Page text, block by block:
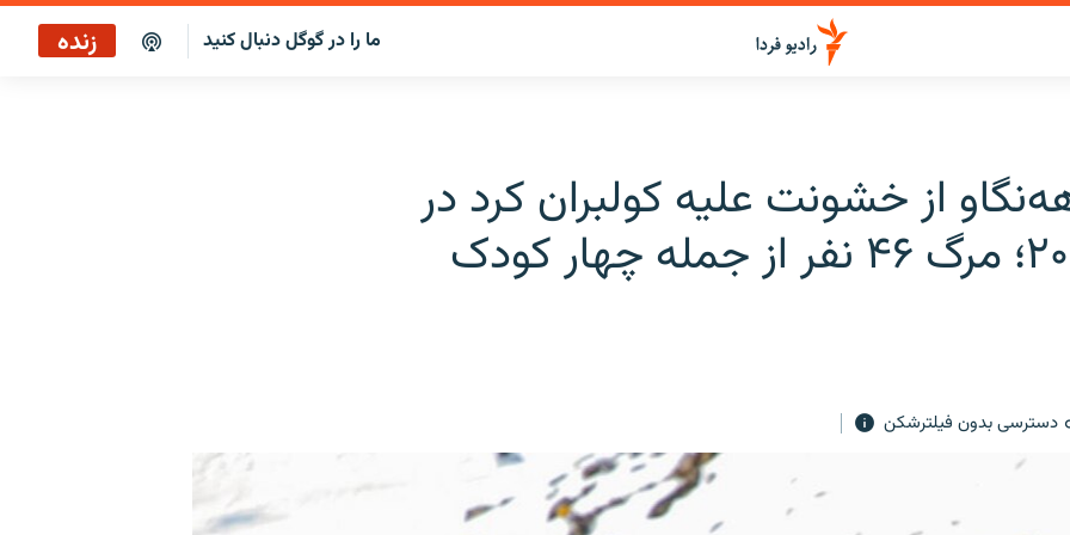
ما را در گوگل دنبال کنید زنده
از خشونت علیه کولبران کرد در
دسترسی بدون فیلترشکن